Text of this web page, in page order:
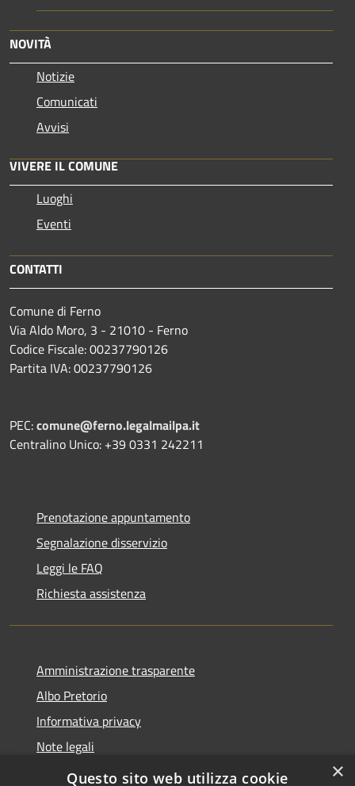
NOVITÀ
Notizie
Comunicati
Avvisi
VIVERE IL COMUNE
Luoghi
Eventi
CONTATTI
Comune di Ferno
Via Aldo Moro, 3 - 21010 - Ferno
Codice Fiscale: 00237790126
Partita IVA: 00237790126
PEC:comune@ferno.legalmailpa.it
Centralino Unico: +39 0331 242211
Prenotazione appuntamento
Segnalazione disservizio
Leggi le FAQ
Richiesta assistenza
Amministrazione trasparente
Albo Pretorio
Informativa privacy
Note legali
Dichiarazione di accessibilità
×
Questo sito web utilizza cookie